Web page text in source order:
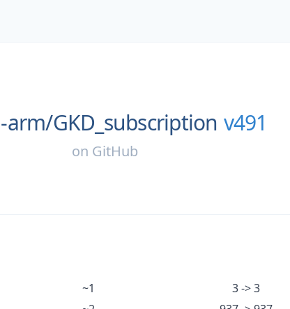
arm/GKD_subscription v491
on GitHub
~1
3 -> 3